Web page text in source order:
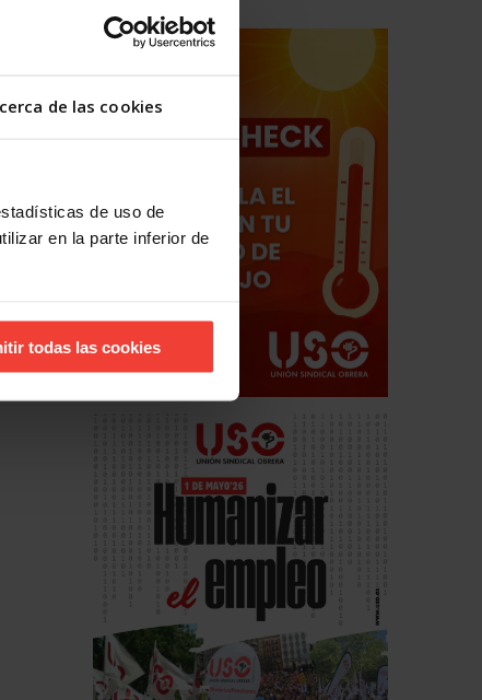
de las cookies
de uso de
en la parte inferior de
todas las cookies